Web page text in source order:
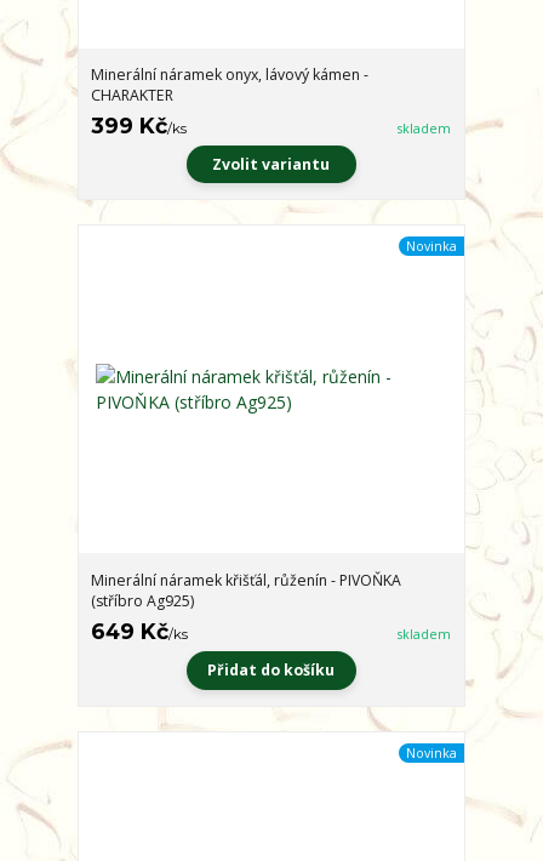
Minerální náramek onyx, lávový kámen -
CHARAKTER
399 Kč/ks skladem
Zvolit variantu
Novinka
Minerální náramek křišťál, růženín - PIVOŇKA
(stříbro Ag925)
649 Kč/ks skladem
Přidat do košíku
Novinka